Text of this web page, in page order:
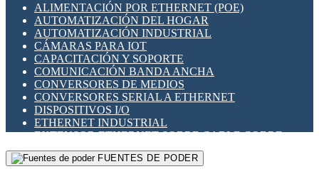
SENSORES INDUCTIVOS
TEMPORIZADORES
VARIACS
VARIADORES DE FRECUENCIA [VDF]
SECCIONADORES - INTERRUPTORES
MAQUINARIA
HERRAMIENTAS VARIAS
ILUMINACIÓN LED
INTERRUPTORES REED
INTERFACES DE RELÉ
OTROS RELÉS
PROTECCIÓN TÉRMICA
RELÉS AUTOMOTRICES
RELÉS DE SEÑAL
RELÉS DE ESTADO SÓLIDO SSR
RELÉS INDUSTRIALES
RELÉS MINIATURA DE POTENCIA
SENSORES MAGNÉTICOS
ALIMENTACIÓN POR ETHERNET (POE)
AUTOMATIZACIÓN DEL HOGAR
AUTOMATIZACIÓN INDUSTRIAL
CÁMARAS PARA IOT
CAPACITACIÓN Y SOPORTE
COMUNICACIÓN BANDA ANCHA
CONVERSORES DE MEDIOS
CONVERSORES SERIAL A ETHERNET
DISPOSITIVOS I/O
ETHERNET INDUSTRIAL
EXTENSOR ETHERNET SOBRE CABLE COBRE
GATEWAY LORAWAN
GESTIÓN DE REDESFUENTES DE PODER